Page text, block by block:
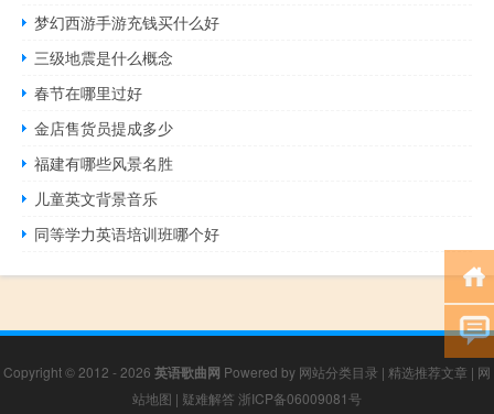
梦幻西游手游充钱买什么好
三级地震是什么概念
春节在哪里过好
金店售货员提成多少
福建有哪些风景名胜
儿童英文背景音乐
同等学力英语培训班哪个好
Copyright © 2012 - 2026 英语歌曲网 Powered by 网站分类目录 | 精选推荐文章 | 网
站地图 | 疑难解答 浙ICP备06009081号